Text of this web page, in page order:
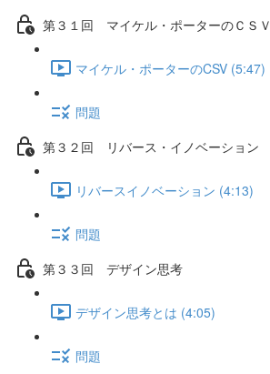
第３１回 マイケル・ポーターのＣＳＶ
マイケル・ポーターのCSV (5:47)
問題
第３２回 リバース・イノベーション
リバースイノベーション (4:13)
問題
第３３回 デザイン思考
デザイン思考とは (4:05)
問題